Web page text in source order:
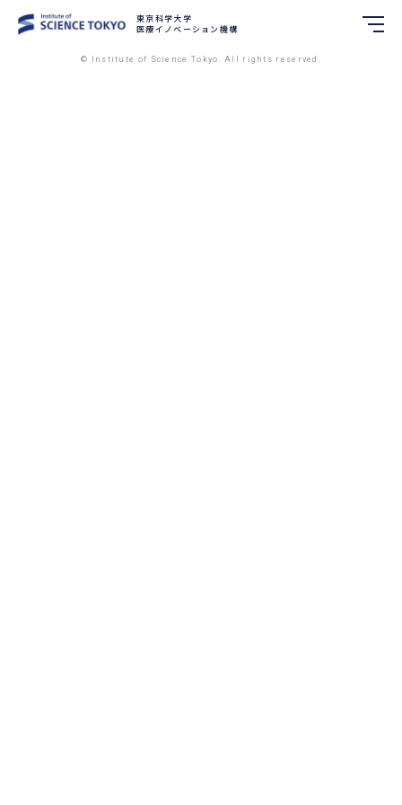
東京科学大学
医療イノベーション機構
東京科学大学
医療イノベーション機構
© Institute of Science Tokyo. All rights reserved.